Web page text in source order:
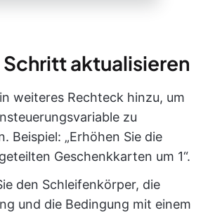
aktualisieren
weiteres Rechteck hinzu, um
zu
Beispiel: „Erhöhen Sie die
Geschenkkarten um 1“.
den Schleifenkörper, die
und die Bedingung mit einem